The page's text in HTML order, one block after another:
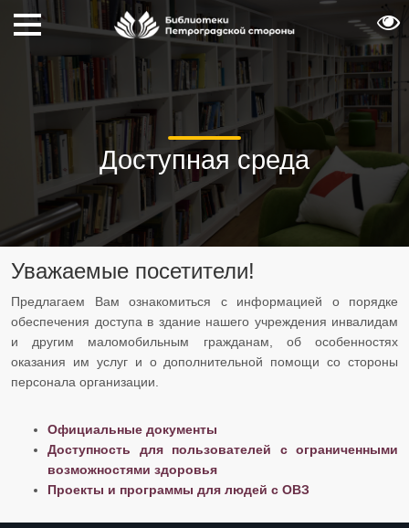
Доступная среда
Уважаемые посетители!
Предлагаем Вам ознакомиться с информацией о порядке
обеспечения доступа в здание нашего учреждения инвалидам
и другим маломобильным гражданам, об особенностях
оказания им услуг и о дополнительной помощи со стороны
персонала организации.
Официальные документы
Доступность для пользователей с ограниченными
возможностями здоровья
Проекты и программы для людей с ОВЗ